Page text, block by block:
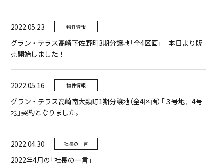
2022.05.23 物件情報
グラン・テラス高崎下佐野町3期分譲地「全4区画」 本日より販
売開始しました！
2022.05.16 物件情報
グラン・テラス高崎南大類町1期分譲地（全4区画）「３号地、4号
地」契約となりました。
2022.04.30 社長の一言
2022年4月の「社長の一言」